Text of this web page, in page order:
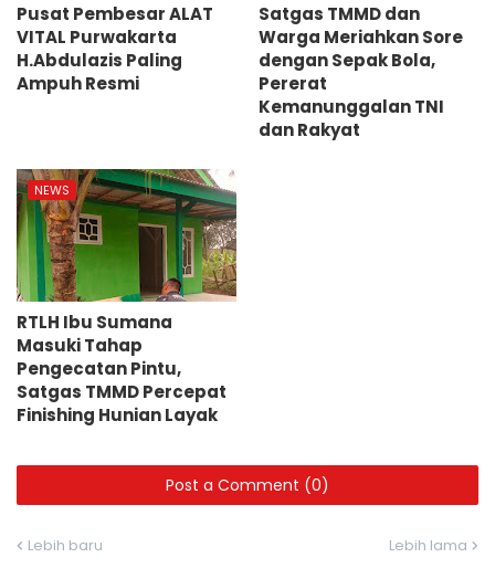
Pusat Pembesar ALAT
VITAL Purwakarta
H.Abdulazis Paling
Ampuh Resmi
Satgas TMMD dan
Warga Meriahkan Sore
dengan Sepak Bola,
Pererat
Kemanunggalan TNI
dan Rakyat
NEWS
RTLH Ibu Sumana
Masuki Tahap
Pengecatan Pintu,
Satgas TMMD Percepat
Finishing Hunian Layak
Post a Comment (0)
Lebih baru Lebih lama